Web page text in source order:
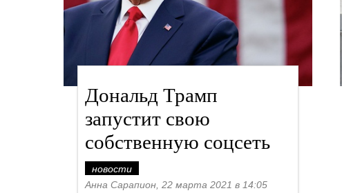
Дональд Трамп
запустит свою
собственную соцсеть
новости
Анна Сарапион, 22 марта 2021 в 14:05